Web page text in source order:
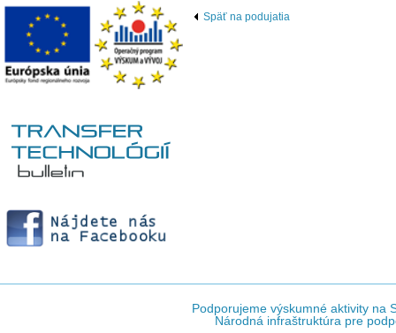
Späť na podujatia
Podporujeme výskumné aktivity na
Národná infraštruktúra pre